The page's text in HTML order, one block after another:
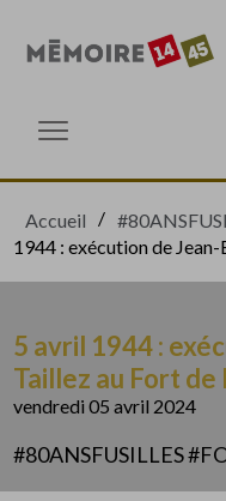
Accèder
Accèder
Ouvrir le menu
Accueil
1944 : exécution de
5 avril 1944 :
Taillez au Fort de
vendredi 05 avril 2024
#80ANSFUSILLES